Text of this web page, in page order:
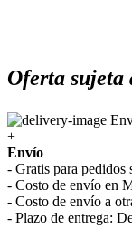
Oferta sujeta
+
Envío
- Gratis para pedidos
- Costo de envío en
- Costo de envío a
- Plazo de entrega: